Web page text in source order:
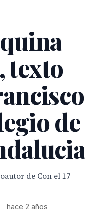
texto
de
de Con el 17
hace 2 años